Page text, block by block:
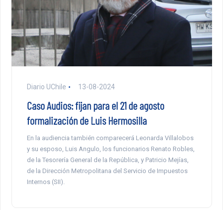
Diario UChile 13-08-2024
Caso Audios: fijan para el 21 de agosto
formalización de Luis Hermosilla
En la audiencia también comparecerá Leonarda Villalobos
y su esposo, Luis Angulo, los funcionarios Renato Robles,
de la Tesorería General de la República, y Patricio Mejías,
de la Dirección Metropolitana del Servicio de Impuestos
Internos (SII).